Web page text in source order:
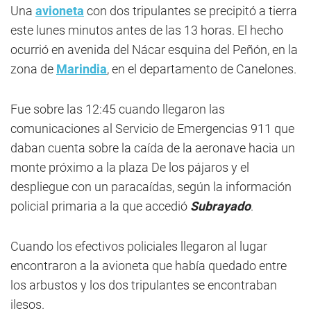
Una avioneta con dos tripulantes se precipitó a tierra
este lunes minutos antes de las 13 horas. El hecho
ocurrió en avenida del Nácar esquina del Peñón, en la
zona de Marindia, en el departamento de Canelones.
Fue sobre las 12:45 cuando llegaron las
comunicaciones al Servicio de Emergencias 911 que
daban cuenta sobre la caída de la aeronave hacia un
monte próximo a la plaza De los pájaros y el
despliegue con un paracaídas, según la información
policial primaria a la que accedió Subrayado.
Cuando los efectivos policiales llegaron al lugar
encontraron a la avioneta que había quedado entre
los arbustos y los dos tripulantes se encontraban
ilesos.